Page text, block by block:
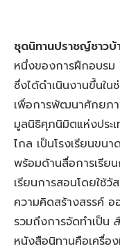
ชุดนิทานปราชญ์ชาวบ้
หนึ่งของการฝึกอบรม
ซึ่งได้ดำเนินงานขึ้นใ
เพื่อการพัฒนาศักยภ
มูลนิธิศุภนิมิตแห่งประ
ไกล เป็นโรงเรียนขน
พร้อมด้านสื่อการเรีย
เรียนการสอนโดยใช้วั
ความคิดสร้างสรรค์ อ
รวมถึงการจัดทำเป็น
หนังสือนิทานคือเครื่อ